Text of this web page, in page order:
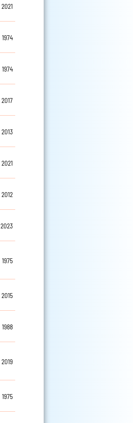
2021
1974
1974
2017
2013
2021
2012
2023
1975
2015
1988
2019
1975